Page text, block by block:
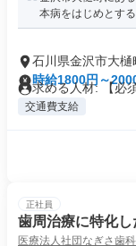
本病をはじめとす
石川県金沢市大樋
時給1800円～
求める人材: 【必
交通費支給
正社員
歯周治療に特化
医療法人社団なぎさ歯